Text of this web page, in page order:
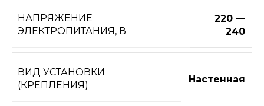
НАПРЯЖЕНИЕ
ЭЛЕКТРОПИТАНИЯ, В
220 —
240
ВИД УСТАНОВКИ
(КРЕПЛЕНИЯ)
Настенная